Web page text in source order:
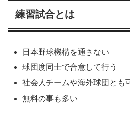
練習試合とは
日本野球機構を通さない
球団度同士で合意して行う
社会人チームや海外球団とも
無料の事も多い